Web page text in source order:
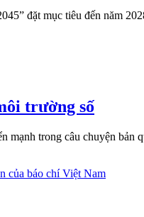
đặt mục tiêu đến năm
trường số
trong câu chuyện